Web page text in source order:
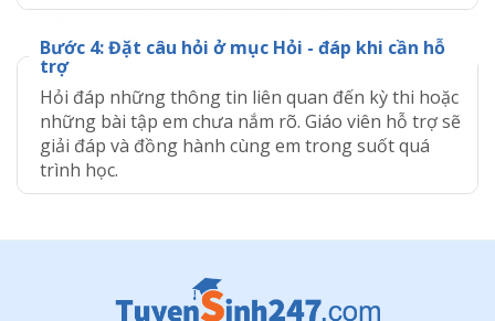
Bước 4:Đặt câu hỏi ở mục Hỏi - đáp khi cần hỗ
trợ
Hỏi đáp những thông tin liên quan đến kỳ thi hoặc
những bài tập em chưa nắm rõ. Giáo viên hỗ trợ sẽ
giải đáp và đồng hành cùng em trong suốt quá
trình học.